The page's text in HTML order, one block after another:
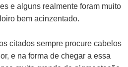
e alguns realmente foram muito
bem acinzentado.
citados sempre procure cabelos
e na forma de chegar a essa